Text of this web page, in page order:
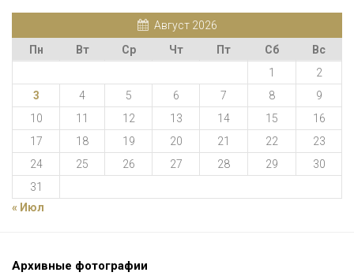
Август 2026
Пн
Вт Ср Чт Пт Сб
Вс
1
2
3
4 5 6 7 8
9
10
11 12 13 14 15
16
17
18 19 20 21 22
23
24
25 26 27 28 29
30
31
« Июл
Архивные фотографии